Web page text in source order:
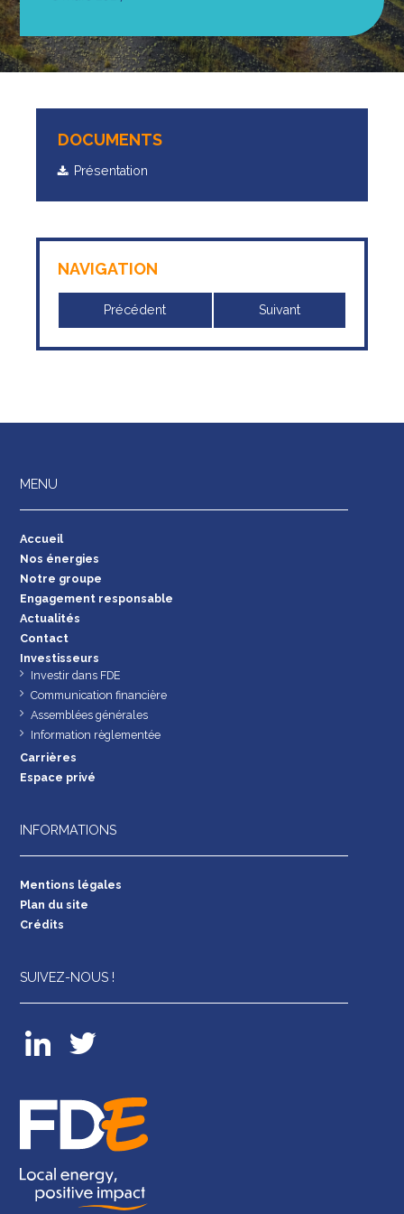
DOCUMENTS
Présentation
NAVIGATION
Précédent Suivant
MENU
Accueil
Nos énergies
Notre groupe
Engagement responsable
Actualités
Contact
Investisseurs
Investir dans FDE
Communication financière
Assemblées générales
Information règlementée
Carrières
Espace privé
INFORMATIONS
Mentions légales
Plan du site
Crédits
SUIVEZ-NOUS !